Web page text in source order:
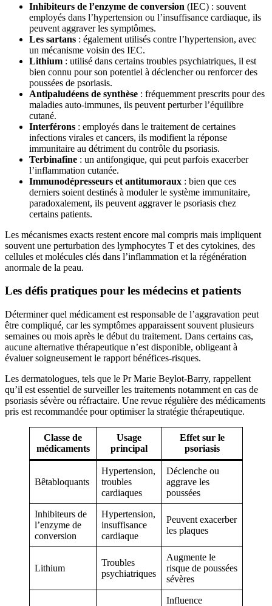
Inhibiteurs de l’enzyme de conversion (IEC) : souvent
employés dans l’hypertension ou l’insuffisance cardiaque, ils
peuvent aggraver les symptômes.
Les sartans : également utilisés contre l’hypertension, avec
un mécanisme voisin des IEC.
Lithium : utilisé dans certains troubles psychiatriques, il est
bien connu pour son potentiel à déclencher ou renforcer des
poussées de psoriasis.
Antipaludéens de synthèse : fréquemment prescrits pour des
maladies auto-immunes, ils peuvent perturber l’équilibre
cutané.
Interférons : employés dans le traitement de certaines
infections virales et cancers, ils modifient la réponse
immunitaire au détriment du contrôle du psoriasis.
Terbinafine : un antifongique, qui peut parfois exacerber
l’inflammation cutanée.
Immunodépresseurs et antitumoraux : bien que ces
derniers soient destinés à moduler le système immunitaire,
paradoxalement, ils peuvent aggraver le psoriasis chez
certains patients.
Les mécanismes exacts restent encore mal compris mais impliquent
souvent une perturbation des lymphocytes T et des cytokines, des
cellules et molécules clés dans l’inflammation et la régénération
anormale de la peau.
Les défis pratiques pour les médecins et patients
Déterminer quel médicament est responsable de l’aggravation peut
être compliqué, car les symptômes apparaissent souvent plusieurs
semaines ou mois après le début du traitement. Dans certains cas,
aucune alternative thérapeutique n’est disponible, obligeant à
évaluer soigneusement le rapport bénéfices-risques.
Les dermatologues, tels que le Pr Marie Beylot-Barry, rappellent
qu’il est essentiel de surveiller les traitements notamment en cas de
psoriasis sévère ou réfractaire. Une revue régulière des médicaments
pris est recommandée pour optimiser la stratégie thérapeutique.
Classe de
médicaments
Usage
principal
Effet sur le
psoriasis
Bêtabloquants
Hypertension,
troubles
cardiaques
Déclenche ou
aggrave les
poussées
Inhibiteurs de
l’enzyme de
conversion
Hypertension,
insuffisance
cardiaque
Peuvent exacerber
les plaques
Lithium
Troubles
psychiatriques
Augmente le
risque de poussées
sévères
Influence